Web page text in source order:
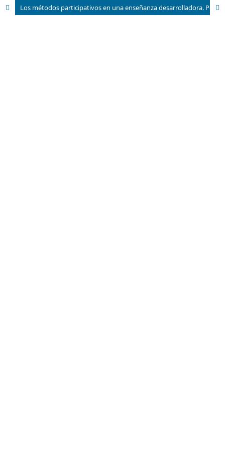
Los métodos participativos en una enseñanza desarrolladora. Posibles soluciones a sus limitaciones